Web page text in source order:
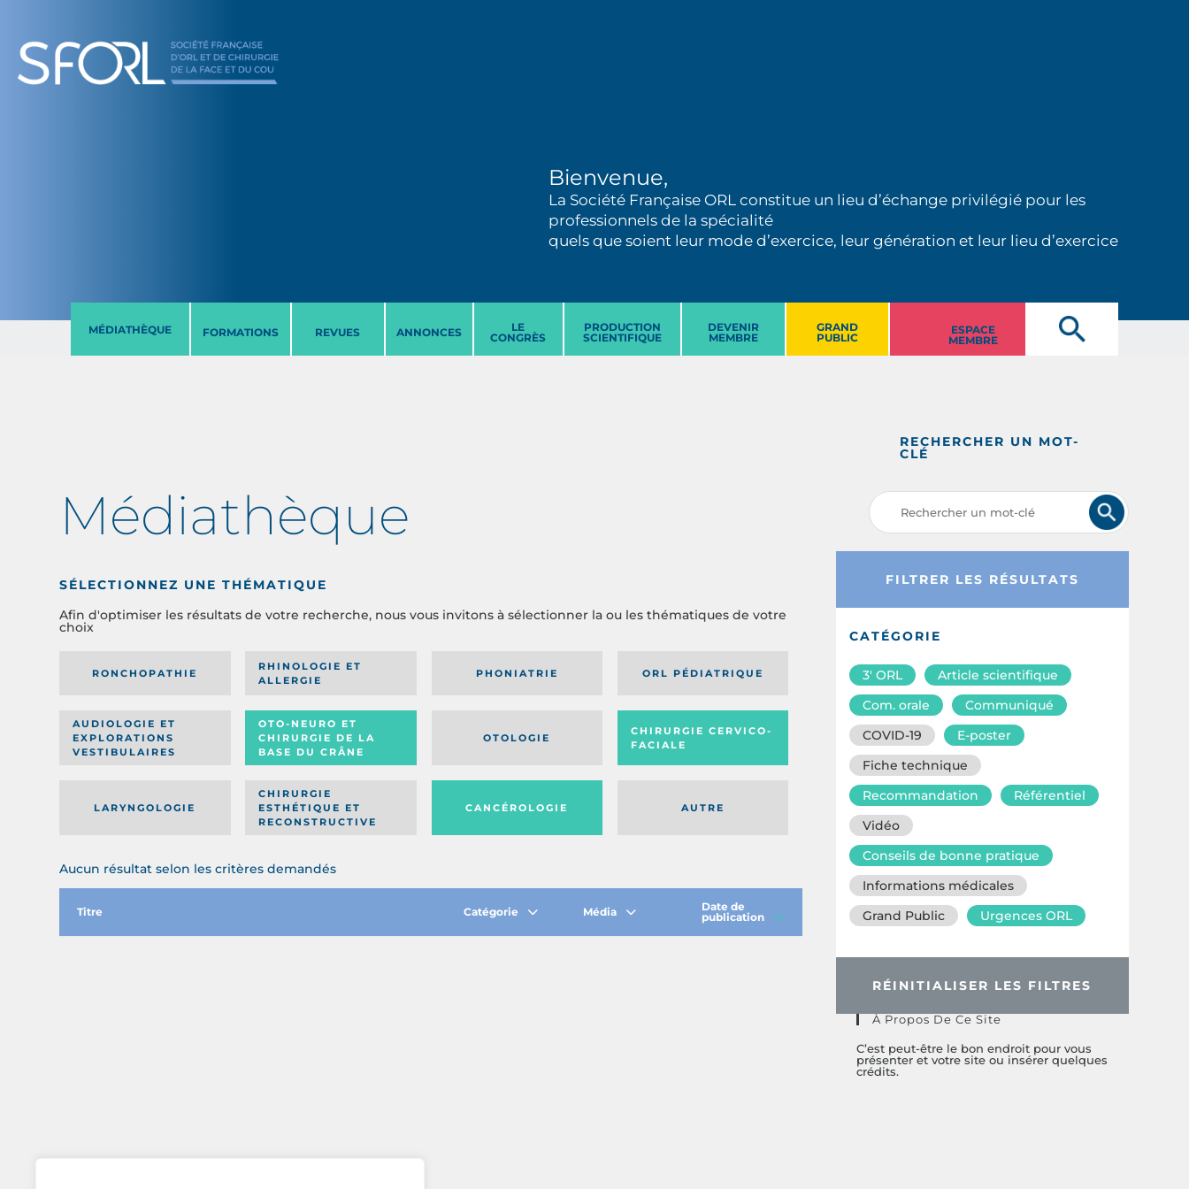
Bienvenue,
La Société Française ORL constitue un lieu d’échange privilégié pour les
professionnels de la spécialité
quels que soient leur mode d’exercice, leur génération et leur lieu d’exercice
MÉDIATHÈQUE FORMATIONS REVUES ANNONCES
LE
CONGRÈS
PRODUCTION
SCIENTIFIQUE
DEVENIR
MEMBRE
GRAND
PUBLIC
ESPACE
MEMBRE
Médiathèque
SÉLECTIONNEZ UNE THÉMATIQUE
Afin d'optimiser les résultats de votre recherche, nous vous invitons à sélectionner la ou les thématiques de votre
choix
RONCHOPATHIE
RHINOLOGIE ET
ALLERGIE
PHONIATRIE ORL PÉDIATRIQUE
AUDIOLOGIE ET
EXPLORATIONS
VESTIBULAIRES
OTO-NEURO ET
CHIRURGIE DE LA
BASE DU CRÂNE
OTOLOGIE
CHIRURGIE CERVICO-
FACIALE
AUTRE
LARYNGOLOGIE
CHIRURGIE
ESTHÉTIQUE ET
RECONSTRUCTIVE
CANCÉROLOGIE
Aucun résultat selon les critères demandés
Titre Catégorie Média
Date de
publication
RECHERCHER UN MOT-
CLÉ
FILTRER LES RÉSULTATS
CATÉGORIE
3′ ORL
Article scientifique
Com. orale
Communiqué
COVID-19
E-poster
Fiche technique
Recommandation
Référentiel
Vidéo
Conseils de bonne pratique
Informations médicales
Grand Public
Urgences ORL
RÉINITIALISER LES FILTRES
À Propos De Ce Site
C’est peut-être le bon endroit pour vous
présenter et votre site ou insérer quelques
crédits.